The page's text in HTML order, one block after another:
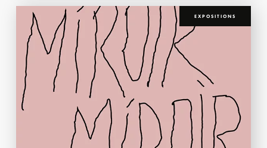
EXPOSITIONS